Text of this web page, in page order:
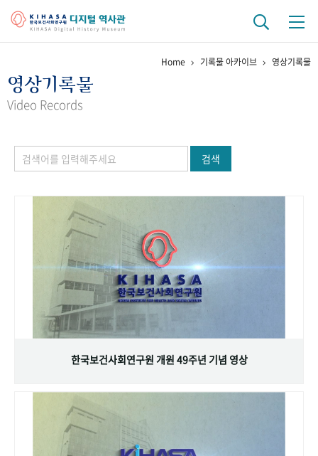
걸어온 길 기관 변천사
정책과 연구 키워드로 보는 연구 역사
연구자들
기록물 아카이브
사진 아카이브 문서 기록물 행정박물 영상 기록물
주년 기념
성과 50선 숫자로 보는 50년
VR 역사관
Home 기록물 아카이브 영상기록물
영상기록물
Video Records
검색
한국보건사회연구원 개원 49주년 기념 영상